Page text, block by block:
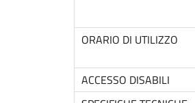
ORARIO DI UTILIZZO
ACCESSO DISABILI